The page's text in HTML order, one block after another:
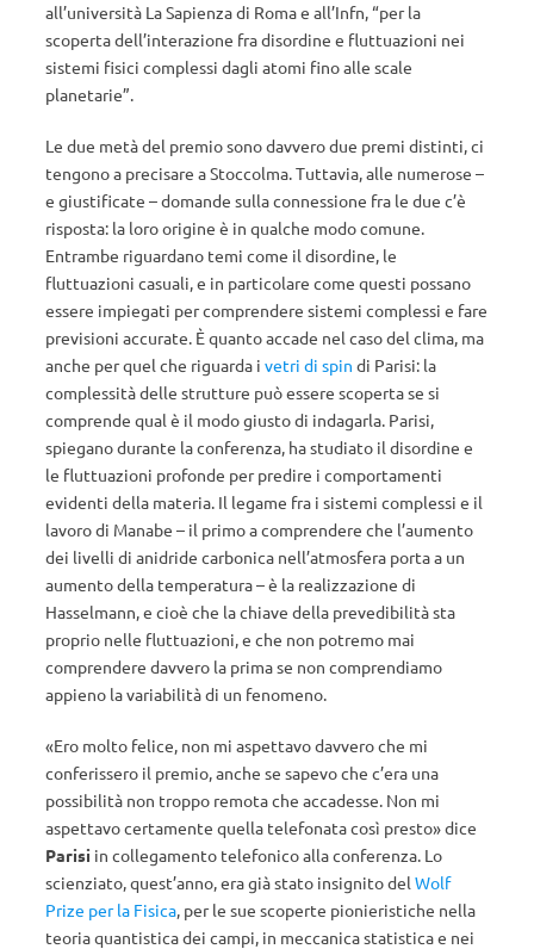
all’università La Sapienza di Roma e all’Infn, “per la
scoperta dell’interazione fra disordine e fluttuazioni nei
sistemi fisici complessi dagli atomi fino alle scale
planetarie”.
Le due metà del premio sono davvero due premi distinti, ci
tengono a precisare a Stoccolma. Tuttavia, alle numerose –
e giustificate – domande sulla connessione fra le due c’è
risposta: la loro origine è in qualche modo comune.
Entrambe riguardano temi come il disordine, le
fluttuazioni casuali, e in particolare come questi possano
essere impiegati per comprendere sistemi complessi e fare
previsioni accurate. È quanto accade nel caso del clima, ma
anche per quel che riguarda i vetri di spin di Parisi: la
complessità delle strutture può essere scoperta se si
comprende qual è il modo giusto di indagarla. Parisi,
spiegano durante la conferenza, ha studiato il disordine e
le fluttuazioni profonde per predire i comportamenti
evidenti della materia. Il legame fra i sistemi complessi e il
lavoro di Manabe – il primo a comprendere che l’aumento
dei livelli di anidride carbonica nell’atmosfera porta a un
aumento della temperatura – è la realizzazione di
Hasselmann, e cioè che la chiave della prevedibilità sta
proprio nelle fluttuazioni, e che non potremo mai
comprendere davvero la prima se non comprendiamo
appieno la variabilità di un fenomeno.
«Ero molto felice, non mi aspettavo davvero che mi
conferissero il premio, anche se sapevo che c’era una
possibilità non troppo remota che accadesse. Non mi
aspettavo certamente quella telefonata così presto» dice
Parisi in collegamento telefonico alla conferenza. Lo
scienziato, quest’anno, era già stato insignito del Wolf
Prize per la Fisica, per le sue scoperte pionieristiche nella
teoria quantistica dei campi, in meccanica statistica e nei